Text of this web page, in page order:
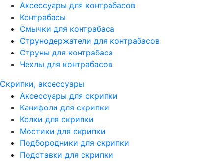
Аксессуары для контрабасов
Контрабасы
Смычки для контрабаса
Струнодержатели для контрабасов
Струны для контрабаса
Чехлы для контрабасов
Скрипки, аксессуары
Аксессуары для скрипки
Канифоли для скрипки
Колки для скрипки
Мостики для скрипки
Подбородники для скрипки
Подставки для скрипки